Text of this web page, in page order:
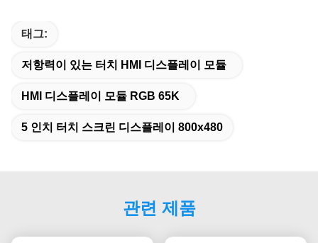
태그:
저항력이 있는 터치 HMI 디스플레이 모듈
HMI 디스플레이 모듈 RGB 65K
5 인치 터치 스크린 디스플레이 800x480
관련 제품